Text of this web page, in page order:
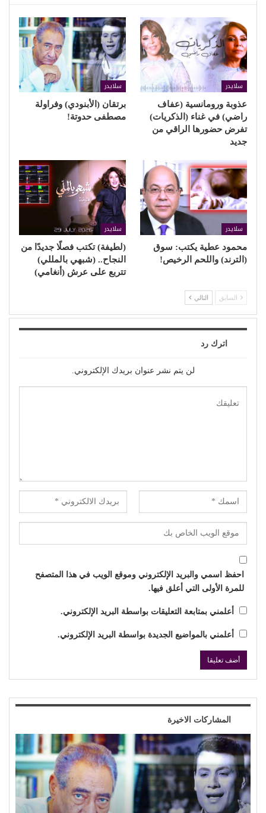
سلايدر
عذوبة ورومانسية (عفاف
راضي) في غناء (الذكريات)
تفرض حضورها الراقي من
جديد
سلايدر
برتقان (الأبنودي) وفراولة
مصطفى حدوتة!
سلايدر
محمود عطية يكتب: سوق
(الترند) واللحم الرخيص!
سلايدر
(لطيفة) تكتب فصلًا جديدًا من
النجاح.. (شبهي بالمللي)
تتربع على عرش (أنغامي)
السابق التالي
اترك رد
لن يتم نشر عنوان بريدك الإلكتروني.
احفظ اسمي والبريد الإلكتروني وموقع الويب في هذا المتصفح
للمرة الأولى التي أعلق فيها.
أعلمني بمتابعة التعليقات بواسطة البريد الإلكتروني.
أعلمني بالمواضيع الجديدة بواسطة البريد الإلكتروني.
المشاركات الاخيرة